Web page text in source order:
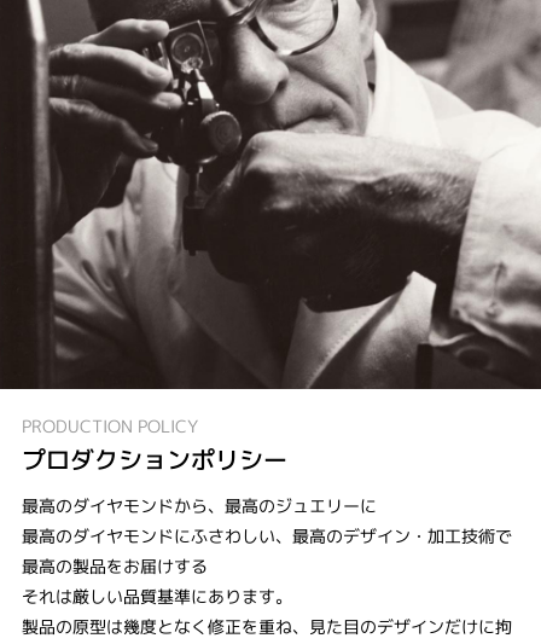
PRODUCTION POLICY
プロダクションポリシー
最高のダイヤモンドから、最高のジュエリーに
最高のダイヤモンドにふさわしい、最高のデザイン・加工技術で
最高の製品をお届けする
それは厳しい品質基準にあります。
製品の原型は幾度となく修正を重ね、見た目のデザインだけに拘